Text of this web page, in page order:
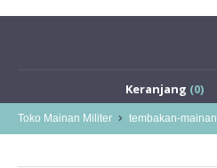
BELI VIA MARKETPLACE
Keranjang (0)
Toko Mainan Militer tembakan-mainan